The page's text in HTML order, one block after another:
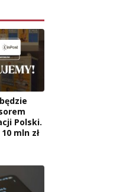
Polski.
mln zł